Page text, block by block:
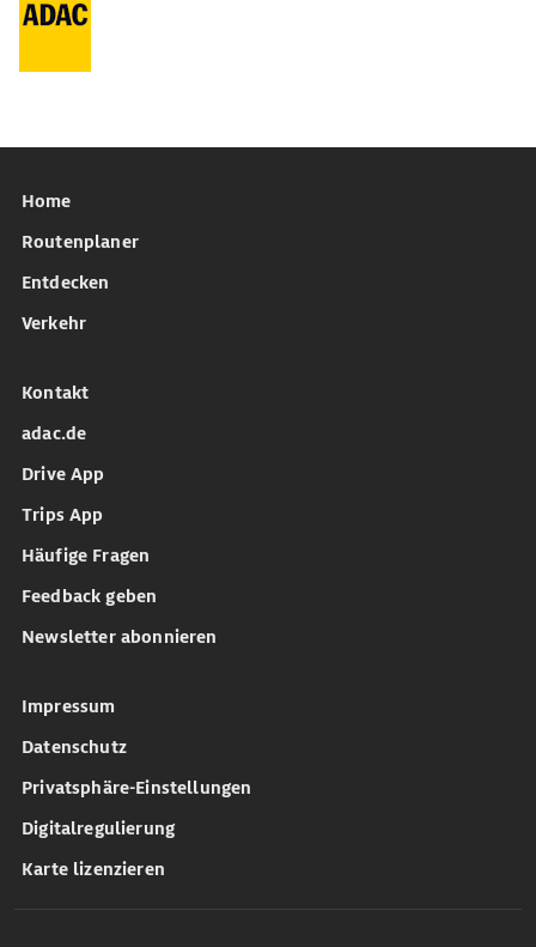
Home
Routenplaner
Entdecken
Verkehr
Kontakt
adac.de
Drive App
Trips App
Häufige Fragen
Feedback geben
Newsletter abonnieren
Impressum
Datenschutz
Privatsphäre-Einstellungen
Digitalregulierung
Karte lizenzieren